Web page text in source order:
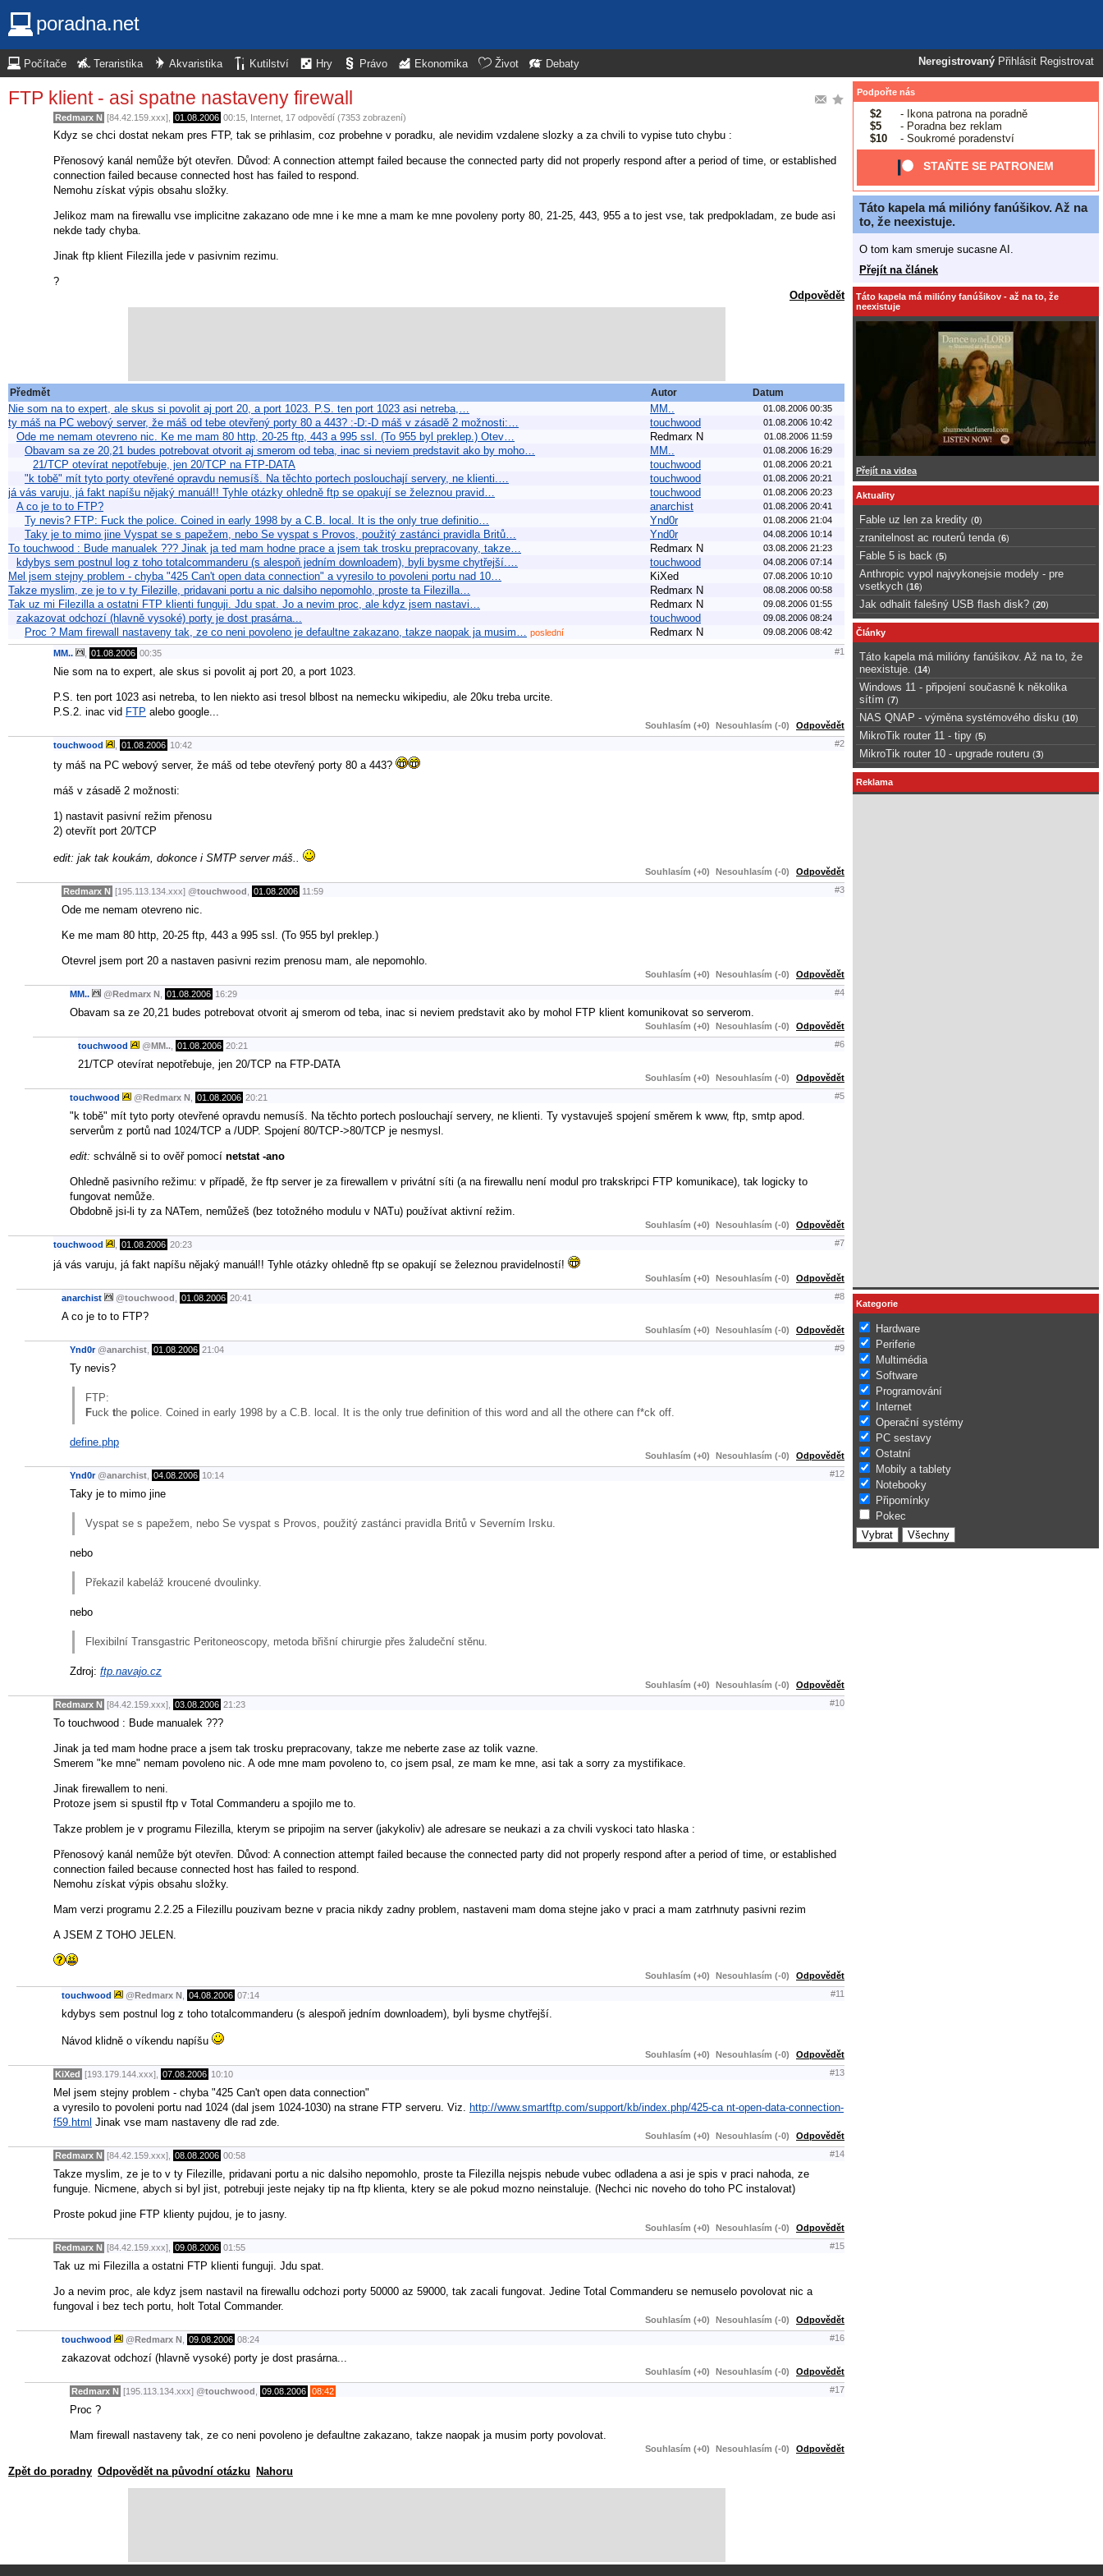
poradna.net
Neregistrovaný Přihlásit Registrovat
Počítače Teraristika Akvaristika Kutilství Hry Právo Ekonomika Život Debaty
FTP klient - asi spatne nastaveny firewall
Redmarx N [84.42.159.xxx], 01.08.2006 00:15 Internet , 17 odpovědí (7353 zobrazení)
Kdyz se chci dostat nekam pres FTP, tak se prihlasim, coz probehne v poradku, ale nevidim vzdalene slozky a za chvili to vypise tuto chybu :
Přenosový kanál nemůže být otevřen. Důvod: A connection attempt failed because the connected party did not properly respond after a period of time, or established
connection failed because connected host has failed to respond.
Nemohu získat výpis obsahu složky.
Jelikoz mam na firewallu vse implicitne zakazano ode mne i ke mne a mam ke mne povoleny porty 80, 21-25, 443, 955 a to jest vse, tak predpokladam, ze bude asi
nekde tady chyba.
Jinak ftp klient Filezilla jede v pasivnim rezimu.
?
Odpovědět
Předmět Autor Datum
Nie som na to expert, ale skus si povolit aj port 20, a port 1023. P.S. ten port 1023 asi netreba,… MM.. 01.08.2006 00:35
ty máš na PC webový server, že máš od tebe otevřený porty 80 a 443? :-D:-D máš v zásadě 2 možnosti:… touchwood 01.08.2006 10:42
Ode me nemam otevreno nic. Ke me mam 80 http, 20-25 ftp, 443 a 995 ssl. (To 955 byl preklep.) Otev… Redmarx N 01.08.2006 11:59
Obavam sa ze 20,21 budes potrebovat otvorit aj smerom od teba, inac si neviem predstavit ako by moho… MM.. 01.08.2006 16:29
21/TCP otevírat nepotřebuje, jen 20/TCP na FTP-DATA touchwood 01.08.2006 20:21
"k tobě" mít tyto porty otevřené opravdu nemusíš. Na těchto portech poslouchají servery, ne klienti.… touchwood 01.08.2006 20:21
já vás varuju, já fakt napíšu nějaký manuál!! Tyhle otázky ohledně ftp se opakují se železnou pravid… touchwood 01.08.2006 20:23
A co je to to FTP? anarchist 01.08.2006 20:41
Ty nevis? FTP: Fuck the police. Coined in early 1998 by a C.B. local. It is the only true definitio… Ynd0r 01.08.2006 21:04
Taky je to mimo jine Vyspat se s papežem, nebo Se vyspat s Provos, použitý zastánci pravidla Britů… Ynd0r 04.08.2006 10:14
To touchwood : Bude manualek ??? Jinak ja ted mam hodne prace a jsem tak trosku prepracovany, takze… Redmarx N 03.08.2006 21:23
kdybys sem postnul log z toho totalcommanderu (s alespoň jedním downloadem), byli bysme chytřejší.… touchwood 04.08.2006 07:14
Mel jsem stejny problem - chyba "425 Can't open data connection" a vyresilo to povoleni portu nad 10… KiXed 07.08.2006 10:10
Takze myslim, ze je to v ty Filezille, pridavani portu a nic dalsiho nepomohlo, proste ta Filezilla… Redmarx N 08.08.2006 00:58
Tak uz mi Filezilla a ostatni FTP klienti funguji. Jdu spat. Jo a nevim proc, ale kdyz jsem nastavi… Redmarx N 09.08.2006 01:55
zakazovat odchozí (hlavně vysoké) porty je dost prasárna... touchwood 09.08.2006 08:24
Proc ? Mam firewall nastaveny tak, ze co neni povoleno je defaultne zakazano, takze naopak ja musim… poslední Redmarx N 09.08.2006 08:42
MM.. 01.08.2006 00:35 #1
Nie som na to expert, ale skus si povolit aj port 20, a port 1023.
P.S. ten port 1023 asi netreba, to len niekto asi tresol blbost na nemecku wikipediu, ale 20ku treba urcite.
P.S.2. inac vid FTP alebo google...
Souhlasím (+0) Nesouhlasím (-0) Odpovědět
touchwood 01.08.2006 10:42 #2
ty máš na PC webový server, že máš od tebe otevřený porty 80 a 443?
máš v zásadě 2 možnosti:
1) nastavit pasivní režim přenosu
2) otevřít port 20/TCP
edit: jak tak koukám, dokonce i SMTP server máš..
Souhlasím (+0) Nesouhlasím (-0) Odpovědět
Redmarx N [195.113.134.xxx] @touchwood 01.08.2006 11:59 #3
Ode me nemam otevreno nic.
Ke me mam 80 http, 20-25 ftp, 443 a 995 ssl. (To 955 byl preklep.)
Otevrel jsem port 20 a nastaven pasivni rezim prenosu mam, ale nepomohlo.
Souhlasím (+0) Nesouhlasím (-0) Odpovědět
MM.. @Redmarx N 01.08.2006 16:29 #4
Obavam sa ze 20,21 budes potrebovat otvorit aj smerom od teba, inac si neviem predstavit ako by mohol FTP klient komunikovat so serverom.
Souhlasím (+0) Nesouhlasím (-0) Odpovědět
touchwood @MM.. 01.08.2006 20:21 #6
21/TCP otevírat nepotřebuje, jen 20/TCP na FTP-DATA
Souhlasím (+0) Nesouhlasím (-0) Odpovědět
touchwood @Redmarx N 01.08.2006 20:21 #5
"k tobě" mít tyto porty otevřené opravdu nemusíš. Na těchto portech poslouchají servery, ne klienti. Ty vystavuješ spojení směrem k www, ftp, smtp apod.
serverům z portů nad 1024/TCP a /UDP. Spojení 80/TCP->80/TCP je nesmysl.
edit: schválně si to ověř pomocí netstat -ano
Ohledně pasivního režimu: v případě, že ftp server je za firewallem v privátní síti (a na firewallu není modul pro trakskripci FTP komunikace), tak logicky to
fungovat nemůže.
Obdobně jsi-li ty za NATem, nemůžeš (bez totožného modulu v NATu) používat aktivní režim.
Souhlasím (+0) Nesouhlasím (-0) Odpovědět
touchwood 01.08.2006 20:23 #7
já vás varuju, já fakt napíšu nějaký manuál!! Tyhle otázky ohledně ftp se opakují se železnou pravidelností!
Souhlasím (+0) Nesouhlasím (-0) Odpovědět
anarchist @touchwood 01.08.2006 20:41 #8
A co je to to FTP?
Souhlasím (+0) Nesouhlasím (-0) Odpovědět
Ynd0r @anarchist 01.08.2006 21:04 #9
Ty nevis?
FTP:
Fuck the police. Coined in early 1998 by a C.B. local. It is the only true definition of this word and all the othere can f*ck off.
define.php
Souhlasím (+0) Nesouhlasím (-0) Odpovědět
Ynd0r @anarchist 04.08.2006 10:14 #12
Taky je to mimo jine
Vyspat se s papežem, nebo Se vyspat s Provos, použitý zastánci pravidla Britů v Severním Irsku.
nebo
Překazil kabeláž kroucené dvoulinky.
nebo
Flexibilní Transgastric Peritoneoscopy, metoda břišní chirurgie přes žaludeční stěnu.
Zdroj: ftp.navajo.cz
Souhlasím (+0) Nesouhlasím (-0) Odpovědět
Redmarx N [84.42.159.xxx], 03.08.2006 21:23 #10
To touchwood : Bude manualek ???
Jinak ja ted mam hodne prace a jsem tak trosku prepracovany, takze me neberte zase az tolik vazne.
Smerem "ke mne" nemam povoleno nic. A ode mne mam povoleno to, co jsem psal, ze mam ke mne, asi tak a sorry za mystifikace.
Jinak firewallem to neni.
Protoze jsem si spustil ftp v Total Commanderu a spojilo me to.
Takze problem je v programu Filezilla, kterym se pripojim na server (jakykoliv) ale adresare se neukazi a za chvili vyskoci tato hlaska :
Přenosový kanál nemůže být otevřen. Důvod: A connection attempt failed because the connected party did not properly respond after a period of time, or established
connection failed because connected host has failed to respond.
Nemohu získat výpis obsahu složky.
Mam verzi programu 2.2.25 a Filezillu pouzivam bezne v pracia nikdy zadny problem, nastaveni mam doma stejne jako v praci a mam zatrhnuty pasivni rezim
A JSEM Z TOHO JELEN.
Souhlasím (+0) Nesouhlasím (-0) Odpovědět
touchwood @Redmarx N 04.08.2006 07:14 #11
kdybys sem postnul log z toho totalcommanderu (s alespoň jedním downloadem), byli bysme chytřejší.
Návod klidně o víkendu napíšu
Souhlasím (+0) Nesouhlasím (-0) Odpovědět
KiXed [193.179.144.xxx], 07.08.2006 10:10 #13
Mel jsem stejny problem - chyba "425 Can't open data connection"
a vyresilo to povoleni portu nad 1024 (dal jsem 1024-1030) na strane FTP serveru. Viz. http://www.smartftp.com/support/kb/index.php/425-ca nt-open-data-connection-
f59.html Jinak vse mam nastaveny dle rad zde.
Souhlasím (+0) Nesouhlasím (-0) Odpovědět
Redmarx N [84.42.159.xxx], 08.08.2006 00:58 #14
Takze myslim, ze je to v ty Filezille, pridavani portu a nic dalsiho nepomohlo, proste ta Filezilla nejspis nebude vubec odladena a asi je spis v praci nahoda, ze
funguje. Nicmene, abych si byl jist, potrebuji jeste nejaky tip na ftp klienta, ktery se ale pokud mozno neinstaluje. (Nechci nic noveho do toho PC instalovat)
Proste pokud jine FTP klienty pujdou, je to jasny.
Souhlasím (+0) Nesouhlasím (-0) Odpovědět
Redmarx N [84.42.159.xxx], 09.08.2006 01:55 #15
Tak uz mi Filezilla a ostatni FTP klienti funguji. Jdu spat.
Jo a nevim proc, ale kdyz jsem nastavil na firewallu odchozi porty 50000 az 59000, tak zacali fungovat. Jedine Total Commanderu se nemuselo povolovat nic a
fungoval i bez tech portu, holt Total Commander.
Souhlasím (+0) Nesouhlasím (-0) Odpovědět
touchwood @Redmarx N 09.08.2006 08:24 #16
zakazovat odchozí (hlavně vysoké) porty je dost prasárna...
Souhlasím (+0) Nesouhlasím (-0) Odpovědět
Redmarx N [195.113.134.xxx] @touchwood 09.08.2006 08:42 #17
Proc ?
Mam firewall nastaveny tak, ze co neni povoleno je defaultne zakazano, takze naopak ja musim porty povolovat.
Souhlasím (+0) Nesouhlasím (-0) Odpovědět
Zpět do poradny Odpovědět na původní otázku Nahoru
Podpořte nás
$2
- Ikona patrona na poradně
$5
- Poradna bez reklam
$10
- Soukromé poradenství
STAŇTE SE PATRONEM
Táto kapela má milióny fanúšikov. Až na
to, že neexistuje.
O tom kam smeruje sucasne AI.
Přejít na článek
Táto kapela má milióny fanúšikov - až na to, že
neexistuje
Přejít na videa
Aktuality
Fable uz len za kredity (0)
zranitelnost ac routerů tenda (6)
Fable 5 is back (5)
Anthropic vypol najvykonejsie modely - pre
vsetkych (16)
Jak odhalit falešný USB flash disk? (20)
Články
Táto kapela má milióny fanúšikov. Až na to, že
neexistuje.
(14)
Windows 11 - připojení současně k několika
sítím (7)
NAS QNAP - výměna systémového disku (10)
MikroTik router 11 - tipy (5)
MikroTik router 10 - upgrade routeru (3)
Reklama
Kategorie
Hardware
Periferie
Multimédia
Software
Programování
Internet
Operační systémy
PC sestavy
Ostatní
Mobily a tablety
Notebooky
Připomínky
Pokec